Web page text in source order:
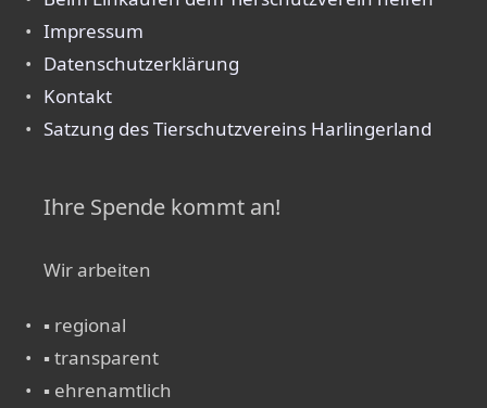
Impressum
Datenschutzerklärung
Kontakt
Satzung des Tierschutzvereins Harlingerland
Ihre Spende kommt an!
Wir arbeiten
▪ regional
▪ transparent
▪ ehrenamtlich